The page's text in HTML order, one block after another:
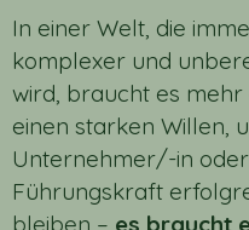
In einer Welt, die
komplexer und
wird, braucht es
einen starken Willen,
Unternehmer/-in oder
Führungskraft
bleiben – es braucht